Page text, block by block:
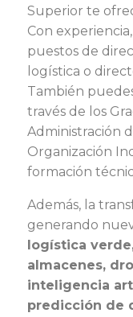
Superior te
Con
puestos de
logística o
También
través de los
Administración
Organización
formación
Además, la
generando
logística
almacenes,
inteligencia
predicción de